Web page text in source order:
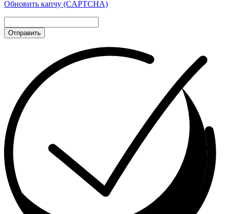
Обновить капчу (CAPTCHA)
Отправить